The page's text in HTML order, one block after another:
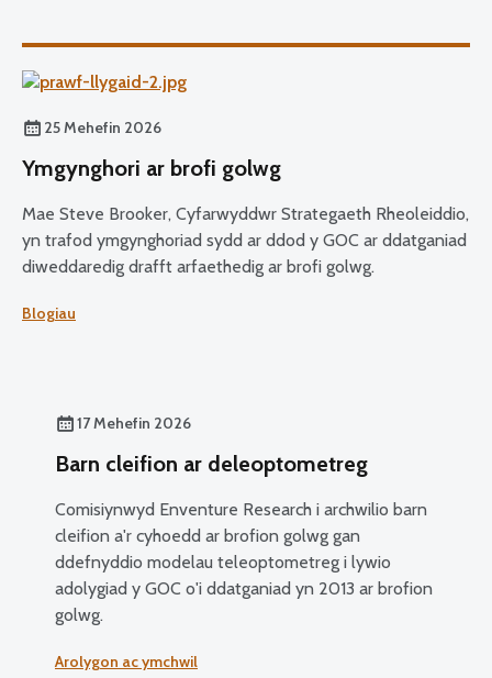
25 Mehefin 2026
Ymgynghori ar brofi golwg
Mae Steve Brooker, Cyfarwyddwr Strategaeth Rheoleiddio,
yn trafod ymgynghoriad sydd ar ddod y GOC ar ddatganiad
diweddaredig drafft arfaethedig ar brofi golwg.
Blogiau
17 Mehefin 2026
Barn cleifion ar deleoptometreg
Comisiynwyd Enventure Research i archwilio barn
cleifion a'r cyhoedd ar brofion golwg gan
ddefnyddio modelau teleoptometreg i lywio
adolygiad y GOC o'i ddatganiad yn 2013 ar brofion
golwg.
Arolygon ac ymchwil